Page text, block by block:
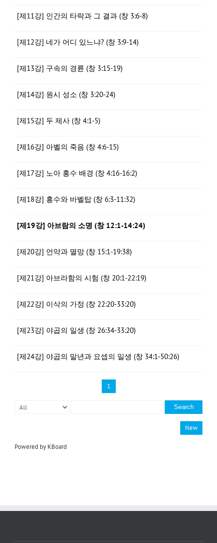
[제11강] 인간의 타락과 그 결과 (창 3:6-8)
[제12강] 네가 어디 있느냐? (창 3:9-14)
[제13강] 구속의 경륜 (창 3:15-19)
[제14강] 원시 성소 (창 3:20-24)
[제15강] 두 제사 (창 4:1-5)
[제16강] 아벨의 죽음 (창 4:6-15)
[제17강] 노아 홍수 배경 (창 4:16-16:2)
[제18강] 홍수와 바벨탑 (창 6:3-11:32)
[제19강] 아브람의 소명 (창 12:1-14:24)
[제20강] 언약과 멸망 (창 15:1-19:38)
[제21강] 아브라함의 시험 (창 20:1-22:19)
[제22강] 이삭의 가정 (창 22:20-33:20)
[제23강] 야곱의 일생 (창 26:34-33:20)
[제24강] 야곱의 말년과 요셉의 일생 (창 34:1-50:26)
1
Search
New
Powered by KBoard